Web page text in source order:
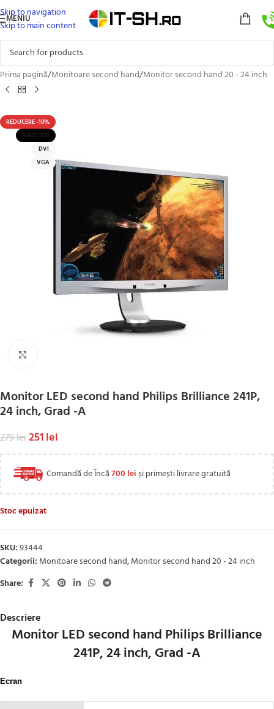
Skip to navigation
Skip to main content
MENIU
Prima pagină/Monitoare second hand/Monitor second hand 20 - 24 inch
REDUCERE -10%
SOLD OUT
DVI
VGA
Monitor LED second hand Philips Brilliance 241P,
24 inch, Grad -A
279lei251lei
Comandă de Încă700 leiși primești livrare gratuită
Stoc epuizat
SKU:93444
Categorii: Monitoare second hand,Monitor second hand 20 - 24 inch
Share:
Descriere
Monitor LED second hand Philips Brilliance
241P, 24 inch, Grad -A
Ecran